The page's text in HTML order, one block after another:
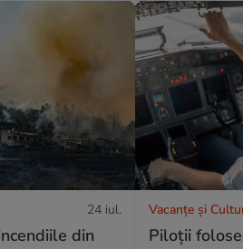
24 iul.
din
Vacanțe și
Piloții